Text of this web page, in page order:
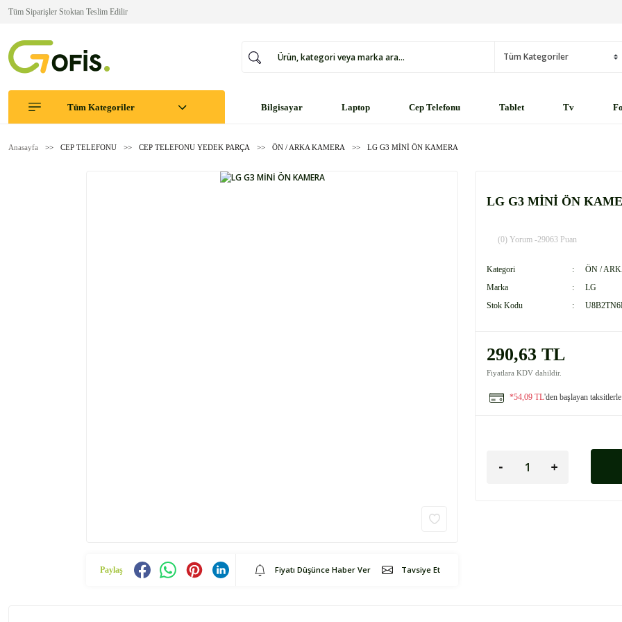
Tüm Siparişler Stoktan Teslim Edilir
Tüm Kategoriler Bilgisayar Laptop Cep Telefonu Tablet Tv
Anasayfa CEP TELEFONU CEP TELEFONU YEDEK PARÇA ÖN / ARKA KAMERA LG G3 MİNİ ÖN KAMERA
Paylaş Fiyatı Düşünce Haber Ver Tavsiye Et
LG G3 MİNİ ÖN
(0) Yorum -29063 Puan
Kategori
ÖN /
Marka
LG
Stok Kodu
290,63 TL
Fiyatlara KDV dahildir.
*54,09 TL'den başlayan